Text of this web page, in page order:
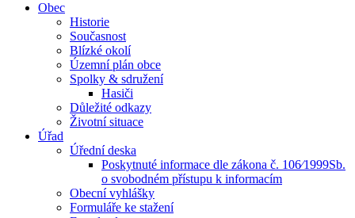
Obec
Historie
Současnost
Blízké okolí
Územní plán obce
Spolky & sdružení
Hasiči
Důležité odkazy
Životní situace
Úřad
Úřední deska
Poskytnuté informace dle zákona č. 106⁄1999Sb.
o svobodném přístupu k informacím
Obecní vyhlášky
Formuláře ke stažení